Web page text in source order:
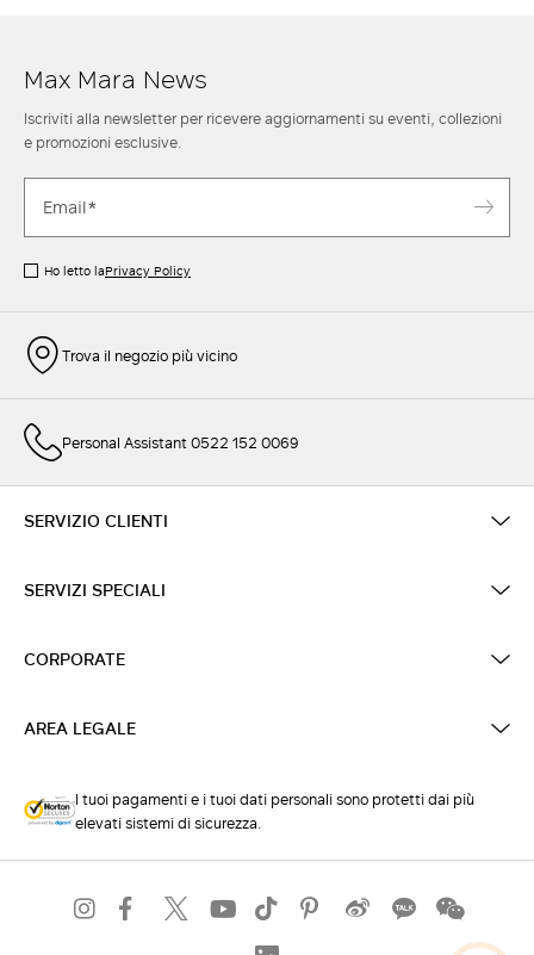
Max Mara News
Iscriviti alla newsletter per ricevere aggiornamenti su eventi, collezioni
e promozioni esclusive.
Ho letto laPrivacy Policy
Trova il negozio più vicino
Personal Assistant 0522 152 0069
SERVIZIO CLIENTI
SERVIZI SPECIALI
CORPORATE
AREA LEGALE
I tuoi pagamenti e i tuoi dati personali sono protetti dai più
elevati sistemi di sicurezza.